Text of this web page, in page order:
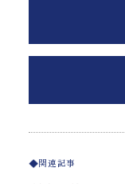
関連記事